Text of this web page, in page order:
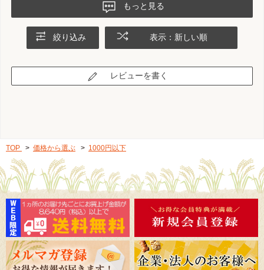
もっと見る
絞り込み 表示：新しい順
レビューを書く
TOP > 価格から選ぶ > 1000円以下